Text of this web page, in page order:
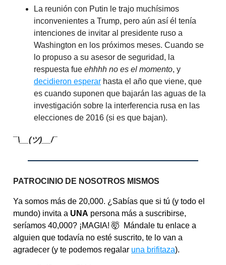
La reunión con Putin le trajo muchísimos
inconvenientes a Trump, pero aún así él tenía
intenciones de invitar al presidente ruso a
Washington en los próximos meses. Cuando se
lo propuso a su asesor de seguridad, la
respuesta fue ehhhh no es el momento, y
decidieron esperar hasta el año que viene, que
es cuando suponen que bajarán las aguas de la
investigación sobre la interferencia rusa en las
elecciones de 2016 (si es que bajan).
¯\__(ツ)__/¯
PATROCINIO DE NOSOTROS MISMOS
Ya somos más de 20,000. ¿Sabías que si tú (y todo el
mundo) invita a UNA persona más a suscribirse,
seríamos 40,000? ¡MAGIA! 🤯
Mándale tu enlace a
alguien que todavía no esté suscrito, te lo van a
agradecer (y te podemos regalar una brifitaza).